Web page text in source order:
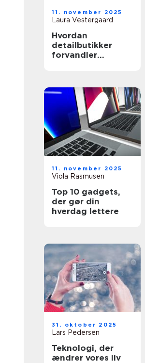
11. november 2025
Laura Vestergaard
Hvordan
detailbutikker
forvandler
11. november 2025
Viola Rasmusen
Top 10 gadgets,
der gør din
hverdag lettere
31. oktober 2025
Lars Pedersen
Teknologi, der
ændrer vores liv